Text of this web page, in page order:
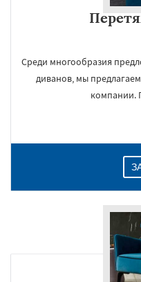
Среди многообразия
диванов, мы
компании.